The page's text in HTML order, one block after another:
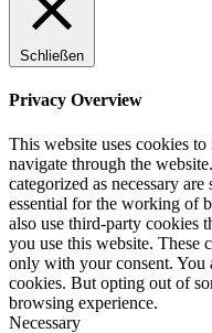
Schließen
Privacy Overview
This website uses cookies
navigate through the
categorized as necessary
essential for the working of
also use third-party cookies
you use this website. These
only with your consent. You
cookies. But opting out of
browsing experience.
Necessary